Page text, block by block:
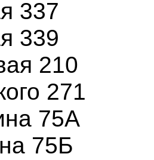
337
339
210
271
75А
75Б